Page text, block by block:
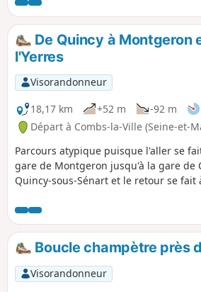
De Quincy à Montgeron
l'Yerres
Visorandonneur
18,17 km
+52 m -92 m
Départ à Combs-la-Ville (Seine-et-
Parcours atypique puisque l'aller se
gare de Montgeron jusqu'à la gare de
Quincy-sous-Sénart et le retour se fait
Boucle champètre près
Visorandonneur